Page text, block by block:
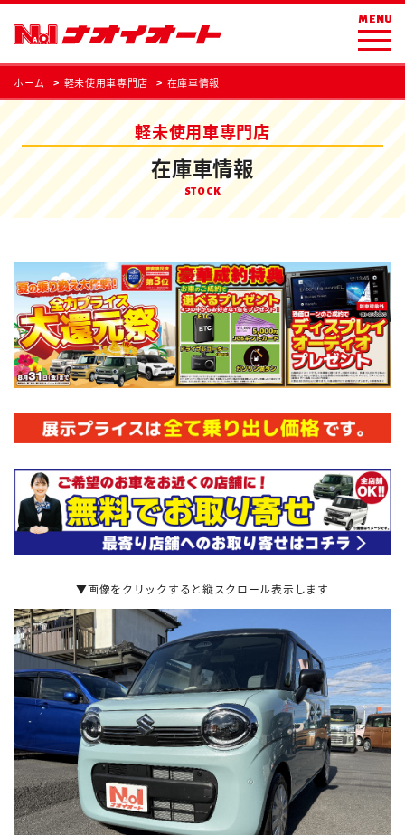
MENU
ホーム 軽未使用車専門店 在庫車情報
軽未使用車専門店
在庫車情報
STOCK
▼画像をクリックすると縦スクロール表示します